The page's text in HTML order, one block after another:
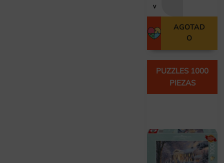
v
AGOTAD
O
PUZZLES 1000
PIEZAS